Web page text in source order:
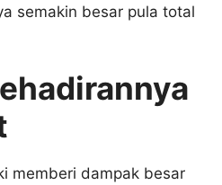
semakin besar pula total
memberi dampak besar